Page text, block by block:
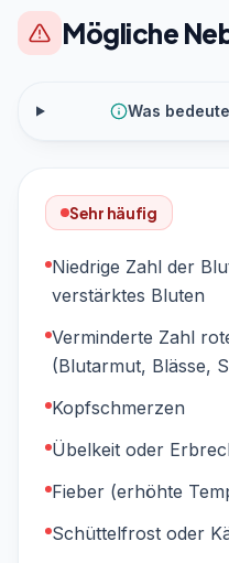
Mögliche
Was
Sehr häufig
Niedrige Zahl der
verstärktes Bluten
Verminderte Zahl
(Blutarmut, Blässe,
Kopfschmerzen
Übelkeit oder
Fieber (erhöhte
Schüttelfrost oder